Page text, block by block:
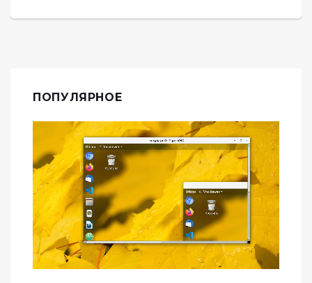
ПОПУЛЯРНОЕ